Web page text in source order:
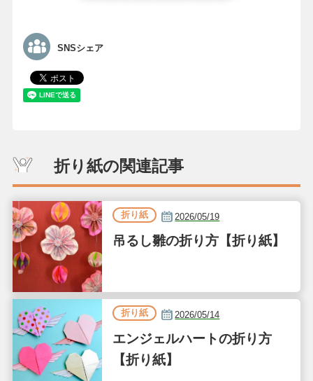
SNSシェア
折り紙の関連記事
折り紙 2026/05/19
吊るし雛の折り方【折り紙】
折り紙 2026/05/14
エンジェルハートの折り方
【折り紙】